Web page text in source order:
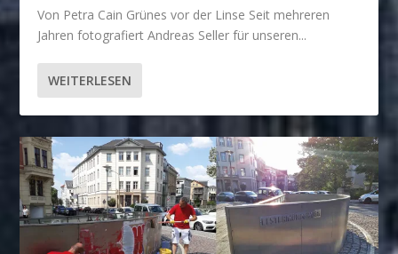
Von Petra Cain Grünes vor der Linse Seit mehreren
Jahren fotografiert Andreas Seller für unseren...
WEITERLESEN